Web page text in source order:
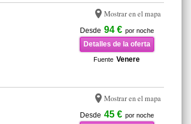
Mostrar en el mapa
Desde 94 € por noche
Detalles de la oferta
Fuente Venere
Mostrar en el mapa
Desde 45 € por noche